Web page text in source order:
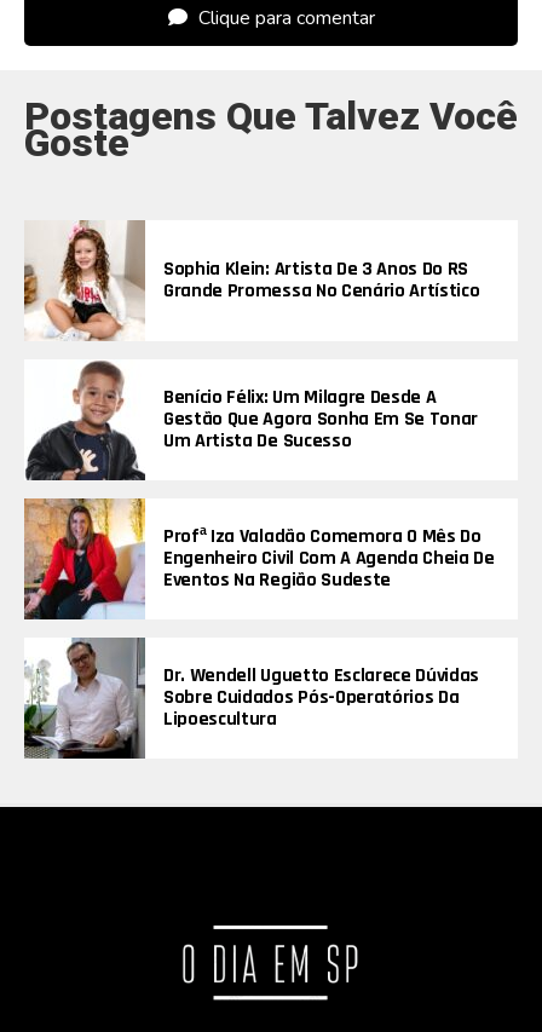
Clique para comentar
Postagens Que Talvez Você
Goste
Sophia Klein: Artista De 3 Anos Do RS
Grande Promessa No Cenário Artístico
Benício Félix: Um Milagre Desde A
Gestão Que Agora Sonha Em Se Tonar
Um Artista De Sucesso
Profª Iza Valadão Comemora O Mês Do
Engenheiro Civil Com A Agenda Cheia De
Eventos Na Região Sudeste
Dr. Wendell Uguetto Esclarece Dúvidas
Sobre Cuidados Pós-Operatórios Da
Lipoescultura